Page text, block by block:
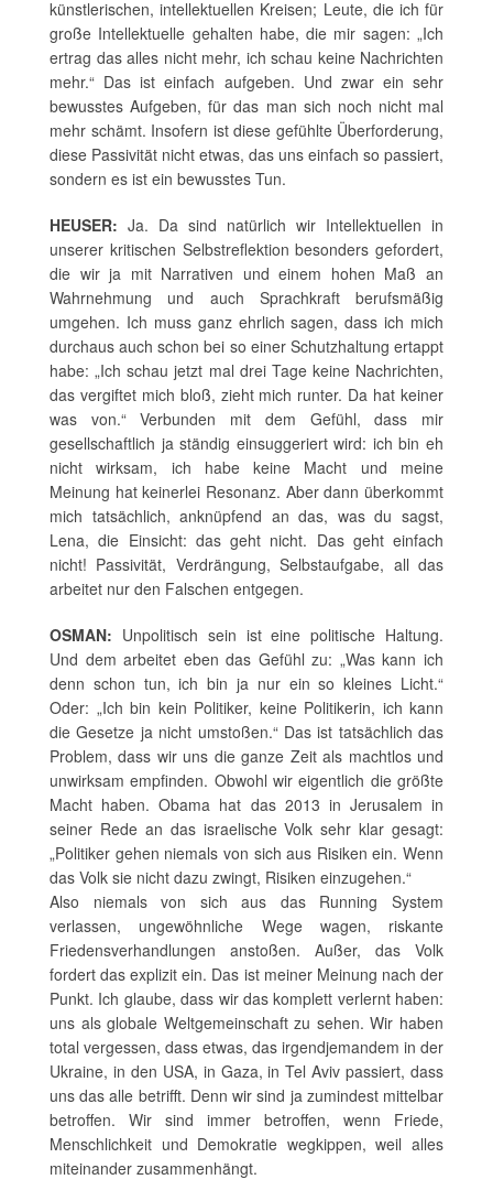
künstlerischen, intellektuellen Kreisen; Leute, die ich für
große Intellektuelle gehalten habe, die mir sagen: „Ich
ertrag das alles nicht mehr, ich schau keine Nachrichten
mehr.“ Das ist einfach aufgeben. Und zwar ein sehr
bewusstes Aufgeben, für das man sich noch nicht mal
mehr schämt. Insofern ist diese gefühlte Überforderung,
diese Passivität nicht etwas, das uns einfach so passiert,
sondern es ist ein bewusstes Tun.
HEUSER: Ja. Da sind natürlich wir Intellektuellen in
unserer kritischen Selbstreflektion besonders gefordert,
die wir ja mit Narrativen und einem hohen Maß an
Wahrnehmung und auch Sprachkraft berufsmäßig
umgehen. Ich muss ganz ehrlich sagen, dass ich mich
durchaus auch schon bei so einer Schutzhaltung ertappt
habe: „Ich schau jetzt mal drei Tage keine Nachrichten,
das vergiftet mich bloß, zieht mich runter. Da hat keiner
was von.“ Verbunden mit dem Gefühl, dass mir
gesellschaftlich ja ständig einsuggeriert wird: ich bin eh
nicht wirksam, ich habe keine Macht und meine
Meinung hat keinerlei Resonanz. Aber dann überkommt
mich tatsächlich, anknüpfend an das, was du sagst,
Lena, die Einsicht: das geht nicht. Das geht einfach
nicht! Passivität, Verdrängung, Selbstaufgabe, all das
arbeitet nur den Falschen entgegen.
OSMAN: Unpolitisch sein ist eine politische Haltung.
Und dem arbeitet eben das Gefühl zu: „Was kann ich
denn schon tun, ich bin ja nur ein so kleines Licht.“
Oder: „Ich bin kein Politiker, keine Politikerin, ich kann
die Gesetze ja nicht umstoßen.“ Das ist tatsächlich das
Problem, dass wir uns die ganze Zeit als machtlos und
unwirksam empfinden. Obwohl wir eigentlich die größte
Macht haben. Obama hat das 2013 in Jerusalem in
seiner Rede an das israelische Volk sehr klar gesagt:
„Politiker gehen niemals von sich aus Risiken ein. Wenn
das Volk sie nicht dazu zwingt, Risiken einzugehen.“
Also niemals von sich aus das Running System
verlassen, ungewöhnliche Wege wagen, riskante
Friedensverhandlungen anstoßen. Außer, das Volk
fordert das explizit ein. Das ist meiner Meinung nach der
Punkt. Ich glaube, dass wir das komplett verlernt haben:
uns als globale Weltgemeinschaft zu sehen. Wir haben
total vergessen, dass etwas, das irgendjemandem in der
Ukraine, in den USA, in Gaza, in Tel Aviv passiert, dass
uns das alle betrifft. Denn wir sind ja zumindest mittelbar
betroffen. Wir sind immer betroffen, wenn Friede,
Menschlichkeit und Demokratie wegkippen, weil alles
miteinander zusammenhängt.